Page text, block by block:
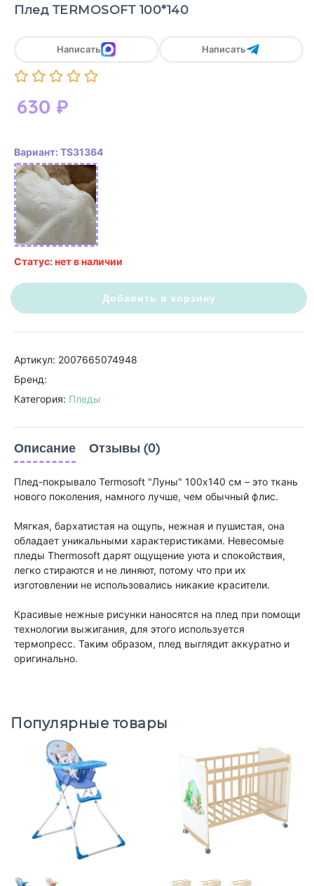
Плед TERMOSOFT 100*140
630 ₽
Написать Написать
Вариант: TS31364
Статус: нет в наличии
Добавить в корзину
Артикул: 2007665074948
Бренд:
Категория: Пледы
Описание Отзывы (0)
Плед-покрывало Termosoft "Луны" 100х140 см – это ткань
нового поколения, намного лучше, чем обычный флис.
Мягкая, бархатистая на ощупь, нежная и пушистая, она
обладает уникальными характеристиками. Невесомые
пледы Thermosoft дарят ощущение уюта и спокойствия,
легко стираются и не линяют, потому что при их
изготовлении не использовались никакие красители.
Красивые нежные рисунки наносятся на плед при помощи
технологии выжигания, для этого используется
термопресс. Таким образом, плед выглядит аккуратно и
оригинально.
Популярные товары